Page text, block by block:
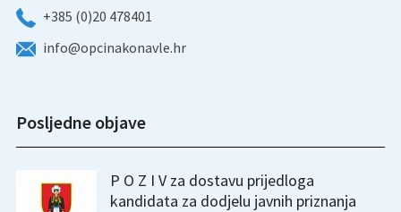
+385 (0)20 478401
info@opcinakonavle.hr
Posljedne objave
P O Z I V za dostavu prijedloga
kandidata za dodjelu javnih priznanja